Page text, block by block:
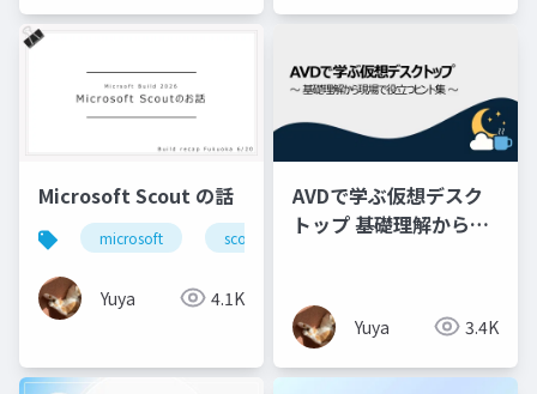
Microsoft Scout の話
microsoft scout ai 生成ai
Yuya 4.1K
AVDで学ぶ仮想デスク
トップ 基礎理解から現
Yuya 3.4K